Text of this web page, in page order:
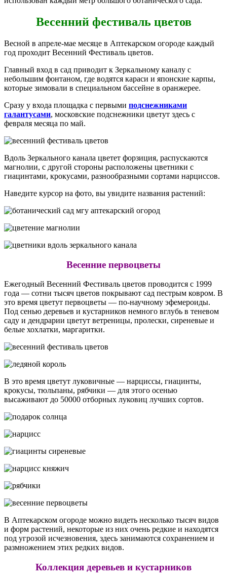
Весенний фестиваль цветов
Весной в апреле-мае месяце в Аптекарском огороде каждый
год проходит Весенний Фестиваль цветов.
Главный вход в сад приводит к Зеркальному каналу с
небольшим фонтаном, где водятся караси и японские карпы,
которые зимовали в специальном бассейне в оранжерее.
Сразу у входа площадка с первыми подснежниками
галантусами, московские подснежники цветут здесь с
февраля месяца по май.
Вдоль Зеркального канала цветет форзиция, распускаются
магнолии, с другой стороны расположены цветники с
гиацинтами, крокусами, разнообразными сортами нарциссов.
Наведите курсор на фото, вы увидите названия растений:
Весенние первоцветы
Ежегодный Весенний Фестиваль цветов проводится с 1999
года — сотни тысяч цветов покрывают сад пестрым ковром. В
это время цветут первоцветы — по-научному эфемероиды.
Под сенью деревьев и кустарников немного вглубь в теневом
саду и дендрарии цветут ветреницы, пролески, сиреневые и
белые хохлатки, маргаритки.
В это время цветут луковичные — нарциссы, гиацинты,
крокусы, тюльпаны, рябчики — для этого осенью
высаживают до 50000 отборных луковиц лучших сортов.
В Аптекарском огороде можно видеть несколько тысяч видов
и форм растений, некоторые из них очень редкие и находятся
под угрозой исчезновения, здесь занимаются сохранением и
размножением этих редких видов.
Коллекция деревьев и кустарников